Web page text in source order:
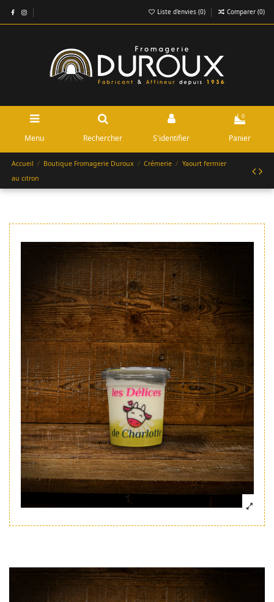
Liste d'envies (0) Comparer (0)
Menu Rechercher S'identifier
0
Panier
Accueil Boutique Fromagerie Duroux Crémerie
Yaourt fermier
au citron